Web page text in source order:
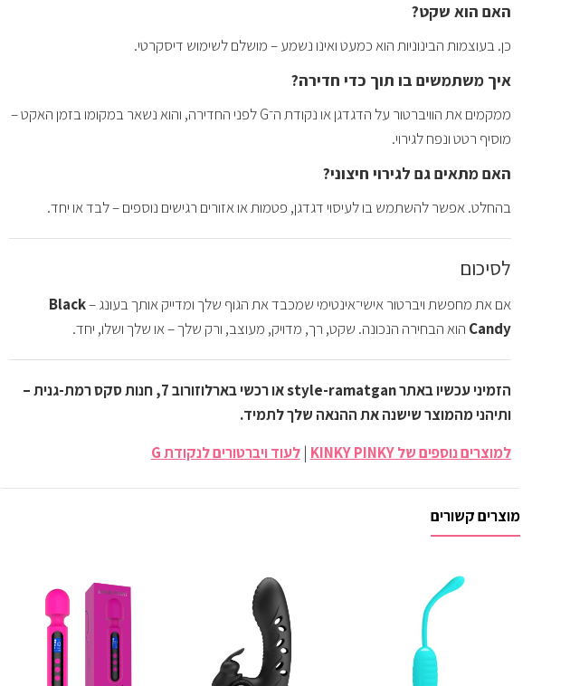
מוצרים קשורים
האם הוא שקט?
כן. בעוצמות הבינוניות הוא כמעט ואינו נשמע – מושלם לשימוש דיסקרטי.
איך משתמשים בו תוך כדי חדירה?
ממקמים את הוויברטור על הדגדגן או נקודת ה־G לפני החדירה, והוא נשאר במקומו בזמן האקט –
מוסיף רטט ונפח לגירוי.
האם מתאים גם לגירוי חיצוני?
בהחלט. אפשר להשתמש בו לעיסוי דגדגן, פטמות או אזורים רגישים נוספים – לבד או יחד.
לסיכום
אם את מחפשת ויברטור אישי־אינטימי שמכבד את הגוף שלך ומדייק אותך בעונג –Black
Candy הוא הבחירה הנכונה. שקט, רך, מדויק, מעוצב, ורק שלך – או שלך ושלו, יחד.
הזמיני עכשיו באתר style-ramatgan או רכשי בארלוזורוב 7, חנות סקס רמת-גנית –
ותיהני מהמוצר שישנה את ההנאה שלך לתמיד.
למוצרים נוספים של KINKY PINKY
|לעוד ויברטורים לנקודת G